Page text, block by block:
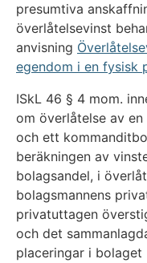
presumtiva
överlåtelsevinst
anvisning
egendom i en fysisk
ISkL 46 § 4 mom.
om överlåtelse av
och ett
beräkningen av
bolagsandel, i
bolagsmannens
privatuttagen
och det
placeringar i